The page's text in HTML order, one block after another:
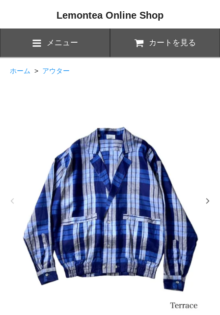
Lemontea Online Shop
メニュー カートを見る
ホーム > アウター